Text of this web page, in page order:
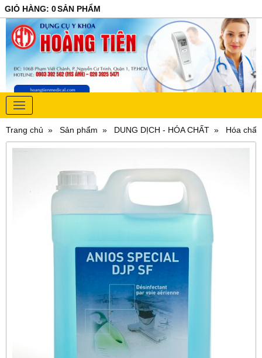
GIỎ HÀNG: 0SẢN PHẨM
Trang chủ Sản phẩm DUNG DỊCH - HÓA CHẤT Hóa chất